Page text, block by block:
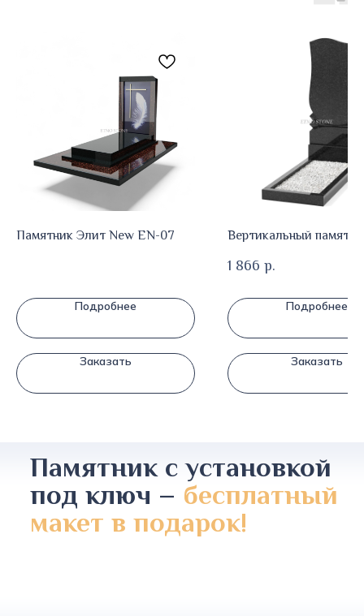
Памятник Элит New EN-07
Подробнее
Заказать
Вертикальный
1 866 р.
Подробнее
Заказать
Памятник с установкой
под ключ – бесплатный
макет в подарок!